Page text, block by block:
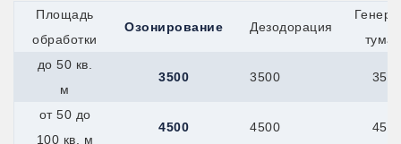
Лабинск
Ломоносов
Лыткарино
Площадь
обработки
Озонирование Дезодорация
до 50 кв.
м
3500 3500
от 50 до
100 кв. м
4500 4500